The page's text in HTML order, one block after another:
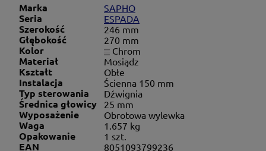
Marka SAPHO
Seria ESPADA
Szerokość 246 mm
Głębokość 270 mm
Kolor Chrom
Materiał Mosiądz
Kształt Obłe
Instalacja Ścienna 150 mm
Typ sterowania Dźwignia
Średnica głowicy 25 mm
Wyposażenie Obrotowa wylewka
Waga 1.657 kg
Opakowanie 1 szt.
EAN 8051093799236